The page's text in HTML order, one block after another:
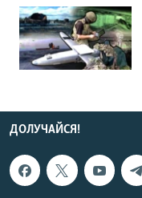
ДОЛУЧАЙСЯ!